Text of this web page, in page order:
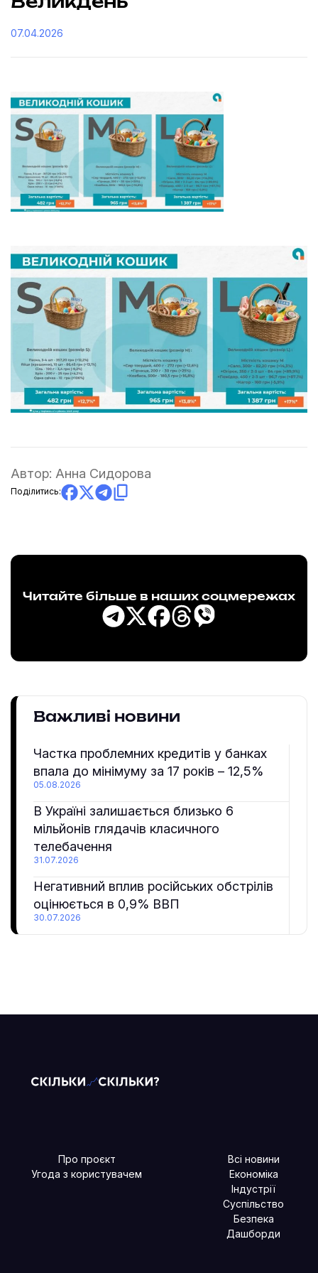
07.04.2026
Автор: Анна Сидорова
Поділитись:
Читайте більше в наших соцмережах
Важливі новини
Частка проблемних кредитів у банках
впала до мінімуму за 17 років – 12,5%
05.08.2026
В Україні залишається близько 6
мільйонів глядачів класичного
телебачення
31.07.2026
Негативний вплив російських обстрілів
оцінюється в 0,9% ВВП
30.07.2026
Про проєкт
Угода з користувачем
Всі новини
Економіка
Індустрії
Суспільство
Безпека
Дашборди